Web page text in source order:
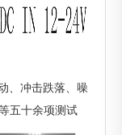
、冲击跌落、噪
五十余项测试